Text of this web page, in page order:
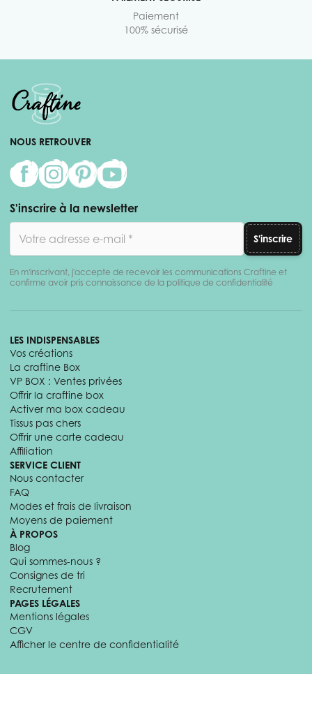
Paiement
100% sécurisé
NOUS RETROUVER
S'inscrire à la newsletter
S'inscrire
En m'inscrivant, j'accepte de recevoir les communications Craftine et
confirme avoir pris connaissance de la politique de confidentialité
LES INDISPENSABLES
Vos créations
La craftine Box
VP BOX : Ventes privées
Offrir la craftine box
Activer ma box cadeau
Tissus pas chers
Offrir une carte cadeau
Affiliation
SERVICE CLIENT
Nous contacter
FAQ
Modes et frais de livraison
Moyens de paiement
À PROPOS
Blog
Qui sommes-nous ?
Consignes de tri
Recrutement
PAGES LÉGALES
Mentions légales
CGV
Afficher le centre de confidentialité